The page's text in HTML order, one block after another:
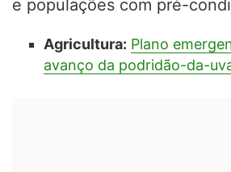
e populações com pré-
Agricultura: Plano
avanço da podridão-da-